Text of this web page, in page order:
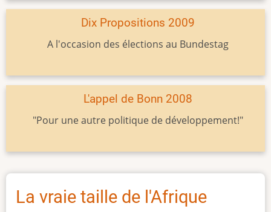
Dix Propositions 2009
A l'occasion des élections au Bundestag
L'appel de Bonn 2008
"Pour une autre politique de développement!"
La vraie taille de l'Afrique